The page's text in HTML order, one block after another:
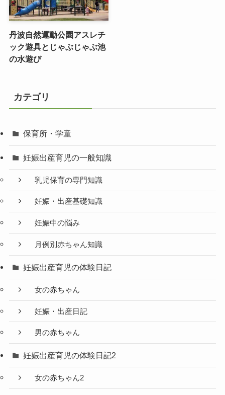
丹波自然運動公園アスレチ
ック遊具とじゃぶじゃぶ池
の水遊び
カテゴリ
保育所・学童
妊娠出産育児の一般知識
乳児保育の専門知識
妊娠・出産基礎知識
妊娠中の悩み
月例別赤ちゃん知識
妊娠出産育児の体験日記
女の赤ちゃん
妊娠・出産日記
男の赤ちゃん
妊娠出産育児の体験日記2
女の赤ちゃん2